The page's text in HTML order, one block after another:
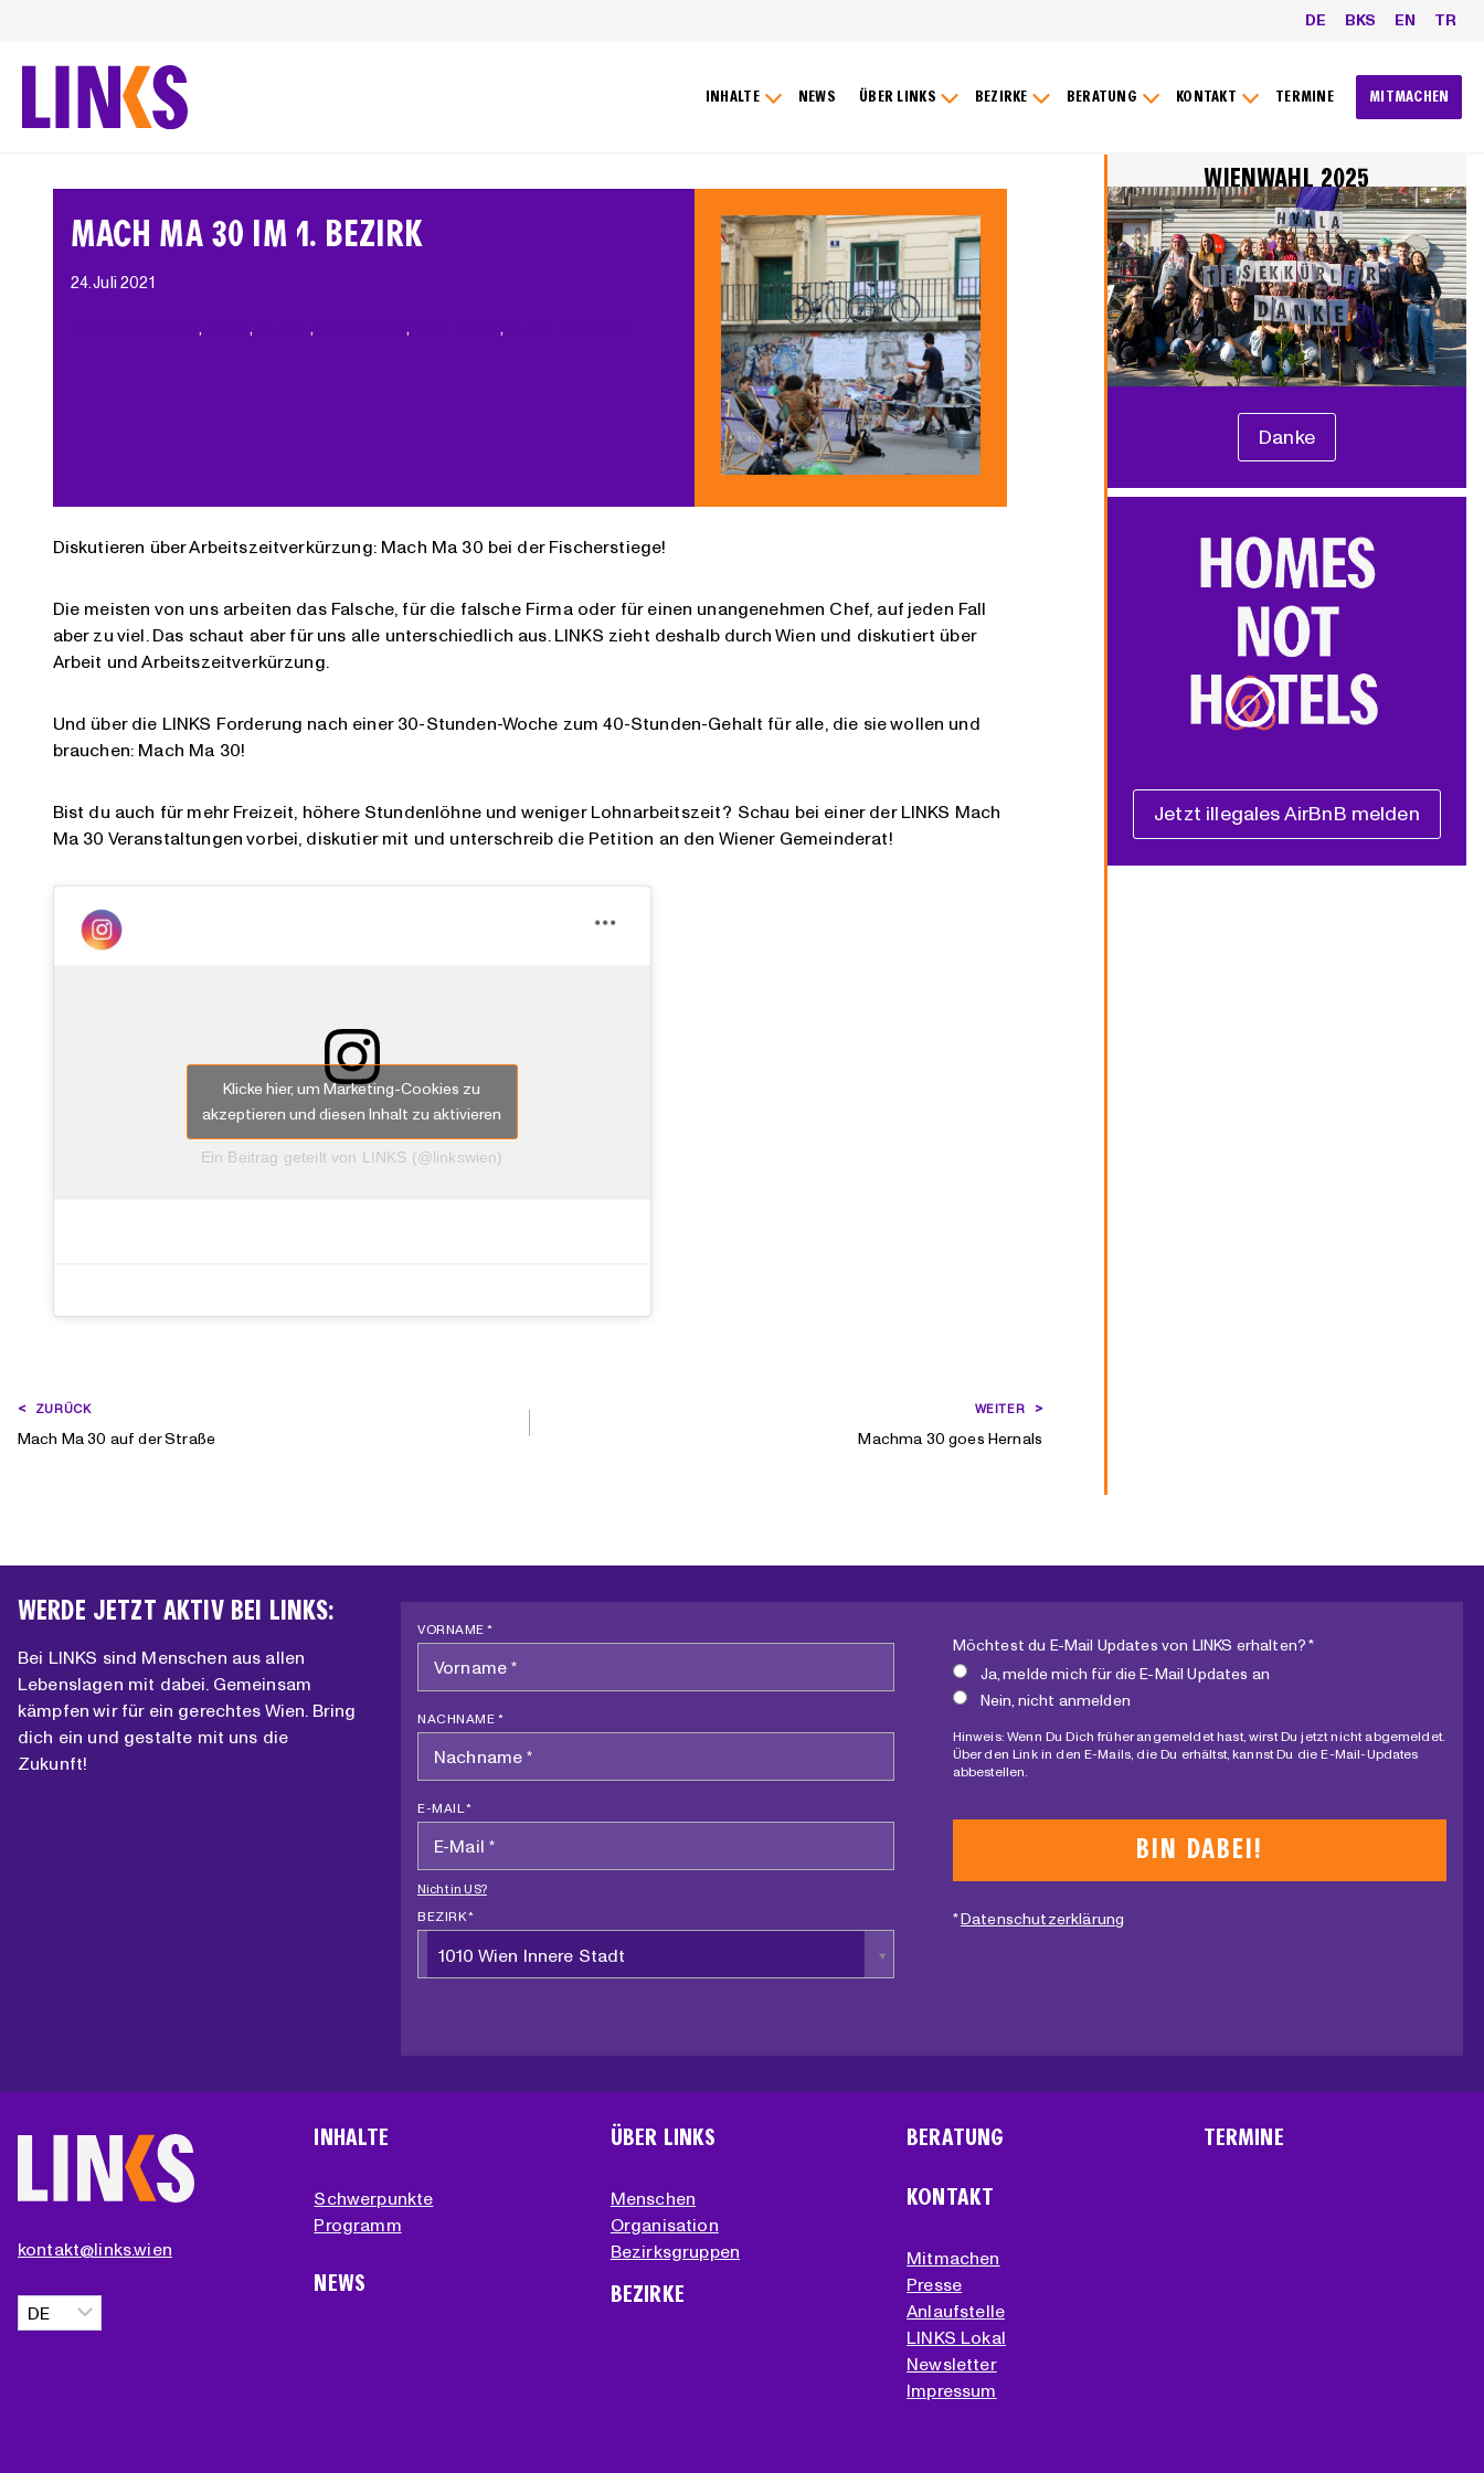
springen
DE BKS EN TR
INHALTE NEWS ÜBER LINKS BEZIRKE BERATUNG KONTAKT TERMINE MITMACHEN
MACH MA 30 IM 1. BEZIRK
24. Juli 2021
1010 Innere Stadt, , Bezirke, , ,
Diskutieren über Arbeitszeitverkürzung: Mach Ma 30 bei der Fischerstiege!
Die meisten von uns arbeiten das Falsche, für die falsche Firma oder für einen unangenehmen Chef, auf jeden Fall
aber zu viel. Das schaut aber für uns alle unterschiedlich aus. LINKS zieht deshalb durch Wien und diskutiert über
Arbeit und Arbeitszeitverkürzung.
Und über die LINKS Forderung nach einer 30-Stunden-Woche zum 40-Stunden-Gehalt für alle, die sie wollen und
brauchen: Mach Ma 30!
Bist du auch für mehr Freizeit, höhere Stundenlöhne und weniger Lohnarbeitszeit? Schau bei einer der LINKS Mach
Ma 30 Veranstaltungen vorbei, diskutier mit und unterschreib die Petition an den Wiener Gemeinderat!
Ein Beitrag geteilt von LINKS (@linkswien)
Klicke hier, um Marketing-Cookies zu
akzeptieren und diesen Inhalt zu aktivieren
BEITRAGSNAVIGATION
ZURÜCK
Mach Ma 30 auf der Straße
WEITER
Machma 30 goes Hernals
WIENWAHL 2025
Danke
Jetzt illegales AirBnB melden
WERDE JETZT AKTIV BEI LINKS:
Bei LINKS sind Menschen aus allen
Lebenslagen mit dabei. Gemeinsam
kämpfen wir für ein gerechtes Wien. Bring
dich ein und gestalte mit uns die
Zukunft!
VORNAME *
NACHNAME *
E-MAIL *
Nicht inUS?
BEZIRK *
1010 Wien Innere Stadt
Möchtest du E-Mail Updates von LINKS erhalten? *
Ja, melde mich für die E-Mail Updates an
Nein, nicht anmelden
Hinweis: Wenn Du Dich früher angemeldet hast, wirst Du jetzt nicht abgemeldet.
Über den Link in den E-Mails, die Du erhältst, kannst Du die E-Mail-Updates
abbestellen.
*Datenschutzerklärung
kontakt@links.wien
Sprache
auswählen
INHALTE
Schwerpunkte
Programm
NEWS
ÜBER LINKS
Menschen
Organisation
Bezirksgruppen
BEZIRKE
BERATUNG
KONTAKT
Mitmachen
Presse
Anlaufstelle
LINKS Lokal
Newsletter
Impressum
TERMINE